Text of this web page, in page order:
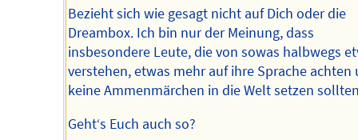
Bezieht sich wie gesagt nicht auf Dich oder die
Dreambox. Ich bin nur der Meinung, dass
insbesondere Leute, die von sowas halbwegs
verstehen, etwas mehr auf ihre Sprache achten
keine Ammenmärchen in die Welt setzen
Geht‘s Euch auch so?